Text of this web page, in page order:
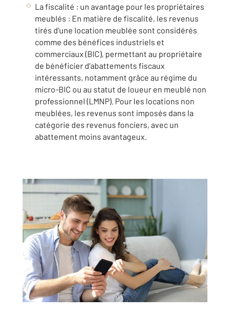
La fiscalité : un avantage pour les propriétaires
meublés : En matière de fiscalité, les revenus
tirés d'une location meublée sont considérés
comme des bénéfices industriels et
commerciaux (BIC), permettant au propriétaire
de bénéficier d’abattements fiscaux
intéressants, notamment grâce au régime du
micro-BIC ou au statut de loueur en meublé non
professionnel (LMNP). Pour les locations non
meublées, les revenus sont imposés dans la
catégorie des revenus fonciers, avec un
abattement moins avantageux.